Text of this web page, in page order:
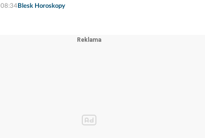
08:34 Blesk Horoskopy